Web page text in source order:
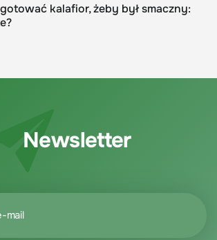
kalafior, żeby był smaczny:
Newsletter